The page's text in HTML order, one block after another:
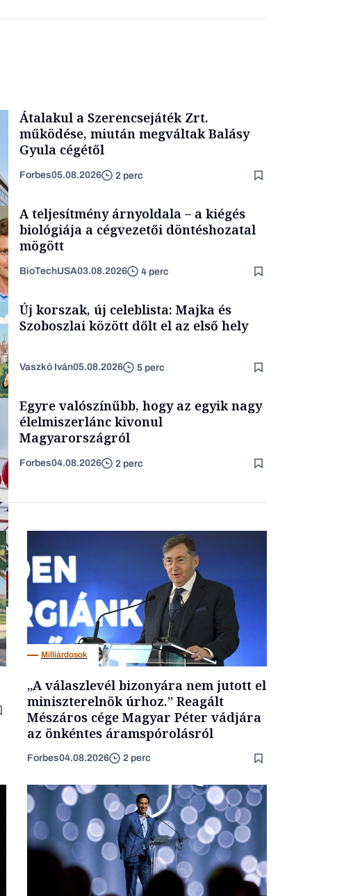
Átalakul a Szerencsejáték Zrt.
működése, miután megváltak Balásy
Gyula cégétől
Forbes05.08.2026 2 perc
A teljesítmény árnyoldala – a kiégés
biológiája a cégvezetői döntéshozatal
mögött
BioTechUSA03.08.2026 4 perc
Új korszak, új celeblista: Majka és
Szoboszlai között dőlt el az első hely
Vaszkó Iván05.08.2026 5 perc
Egyre valószínűbb, hogy az egyik nagy
élelmiszerlánc kivonul
Magyarországról
Forbes04.08.2026 2 perc
Milliárdosok
„A válaszlevél bizonyára nem jutott el
miniszterelnök úrhoz.” Reagált
Mészáros cége Magyar Péter vádjára
az önkéntes áramspórolásról
Forbes04.08.2026 2 perc